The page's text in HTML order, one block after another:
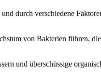
durch verschiedene
von Bakterien führen,
und überschüssige